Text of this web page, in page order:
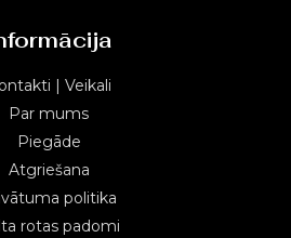
| Veikali
Par mums
Piegāde
Atgriešana
politika
rotas padomi